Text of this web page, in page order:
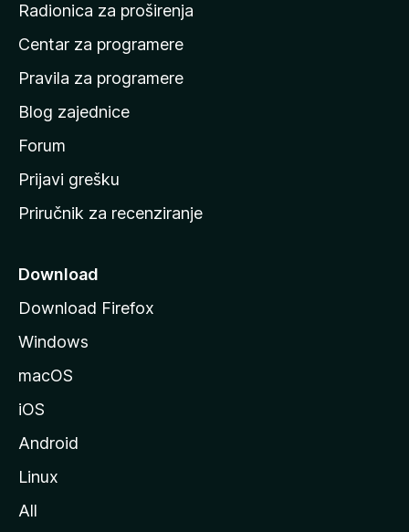
e
t
n
s
t
r
n
c
M
o
l
l
Radionica za proširenja
Centar za programere
Pravila za programere
Blog zajednice
Forum
Prijavi grešku
Priručnik za recenziranje
Download
Download Firefox
Windows
macOS
iOS
Android
Linux
All